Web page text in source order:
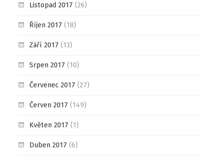
Listopad 2017 (26)
Říjen 2017 (18)
Září 2017 (13)
Srpen 2017 (10)
Červenec 2017 (27)
Červen 2017 (149)
Květen 2017 (1)
Duben 2017 (6)